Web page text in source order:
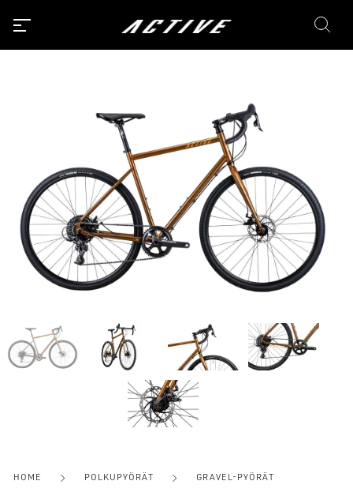
HOME POLKUPYÖRÄT GRAVEL-PYÖRÄT